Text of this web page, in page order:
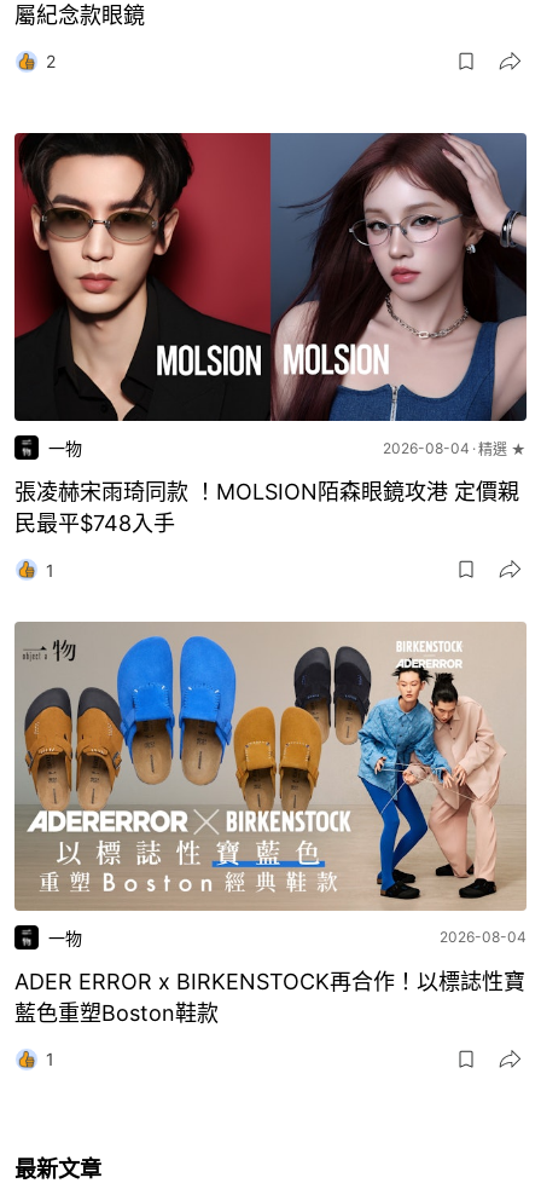
屬紀念款眼鏡
2
一物 2026-08-04 精選 ★
張凌赫宋雨琦同款 ！MOLSION陌森眼鏡攻港 定價親
民最平$748入手
1
一物 2026-08-04
ADER ERROR x BIRKENSTOCK再合作！以標誌性寶
藍色重塑Boston鞋款
1
最新文章